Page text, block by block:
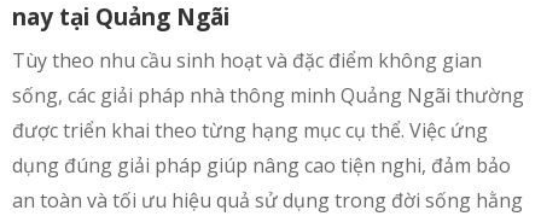
nay tại Quảng Ngãi
Tùy theo nhu cầu sinh hoạt và đặc điểm không gian
sống, các giải pháp nhà thông minh Quảng Ngãi thường
được triển khai theo từng hạng mục cụ thể. Việc ứng
dụng đúng giải pháp giúp nâng cao tiện nghi, đảm bảo
an toàn và tối ưu hiệu quả sử dụng trong đời sống hằng